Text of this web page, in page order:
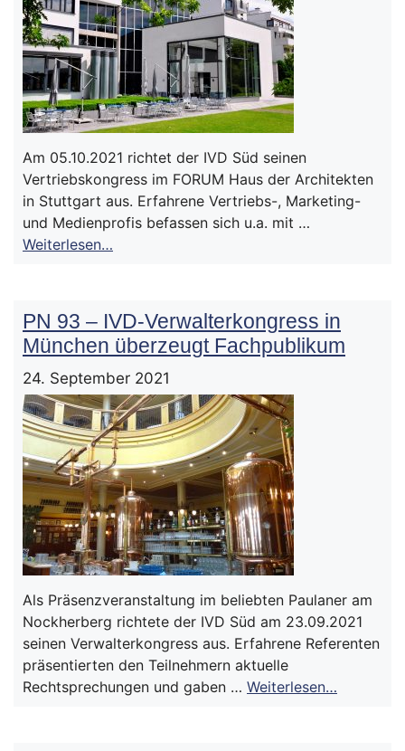
Am 05.10.2021 richtet der IVD Süd seinen
Vertriebskongress im FORUM Haus der Architekten
in Stuttgart aus. Erfahrene Vertriebs-, Marketing-
und Medienprofis befassen sich u.a. mit …
Weiterlesen…
PN 93 – IVD-Verwalterkongress in
München überzeugt Fachpublikum
24. September 2021
Als Präsenzveranstaltung im beliebten Paulaner am
Nockherberg richtete der IVD Süd am 23.09.2021
seinen Verwalterkongress aus. Erfahrene Referenten
präsentierten den Teilnehmern aktuelle
Rechtsprechungen und gaben … Weiterlesen…